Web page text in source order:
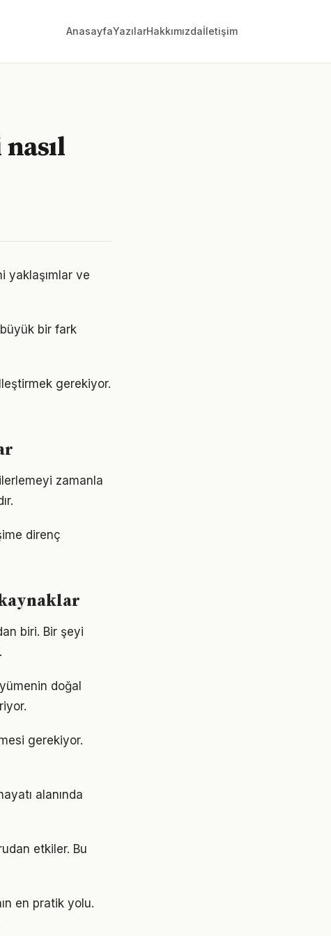
AnasayfaYazılarHakkımızdaİletişim
yaklaşımlar ve
büyük bir fark
gerekiyor.
zamanla
direnç
biri. Bir şeyi
doğal
gerekiyor.
alanında
etkiler. Bu
en pratik yolu.